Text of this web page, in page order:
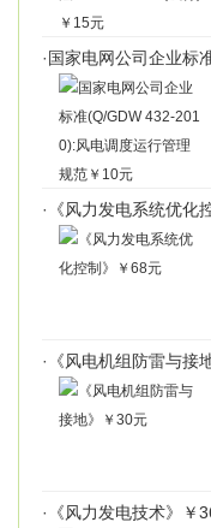
· 国家电网公司企业标
· 《风力发电系统优化
· 《风电机组防雷与接
· 《风力发电技术》￥